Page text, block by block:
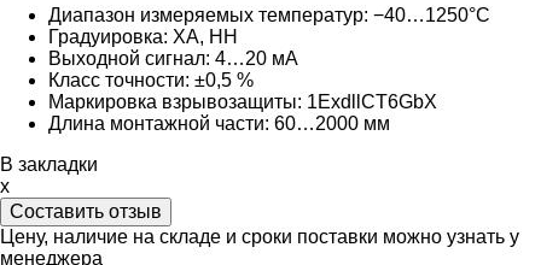
Диапазон измеряемых температур: −40…1250°C
Градуировка: ХА, НН
Выходной сигнал: 4…20 мА
Класс точности: ±0,5 %
Маркировка взрывозащиты: 1ExdllCT6GbX
Длина монтажной части: 60…2000 мм
В закладки
x
Составить отзыв
Цену, наличие на складе и сроки поставки можно узнать у
менеджера